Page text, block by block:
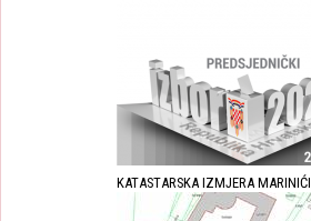
KATASTARSKA IZMJERA MARINIĆI